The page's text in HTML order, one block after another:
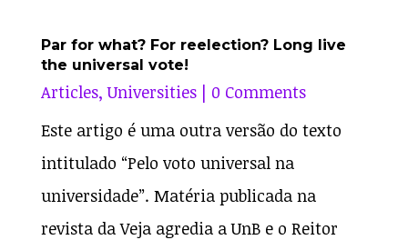
Par for what? For reelection? Long live
the universal vote!
Articles,Universities| 0 Comments
Este artigo é uma outra versão do texto
intitulado “Pelo voto universal na
universidade”. Matéria publicada na
revista da Veja agredia a UnB e o Reitor